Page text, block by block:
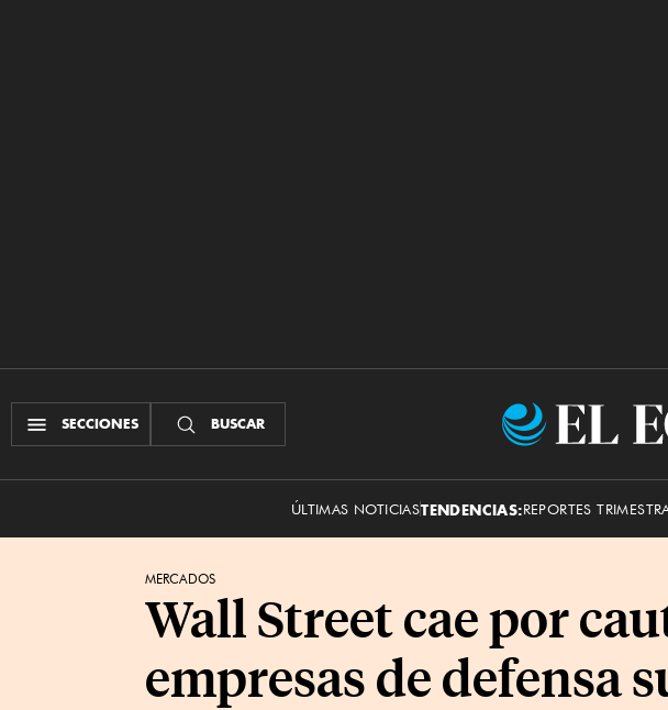
SECCIONES BUSCAR
ÚLTIMAS NOTICIASTENDENCIAS:REPORTES
MERCADOS
Wall Street cae por
empresas de defensa